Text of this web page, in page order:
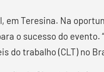
em Teresina. Na
o sucesso do evento.
do trabalho (CLT) no